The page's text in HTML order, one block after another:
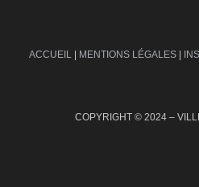
ACCUEIL | MENTIONS LÉGALES |
COPYRIGHT © 2024 –